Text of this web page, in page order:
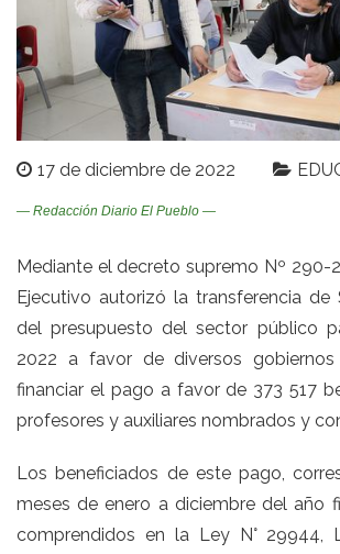
17 de diciembre de 2022
— Redacción Diario El Pueblo —
Mediante el decreto supremo Nº 290-
Ejecutivo autorizó la transferencia
del presupuesto del sector público
2022 a favor de diversos gobiernos
financiar el pago a favor de 373 517
profesores y auxiliares nombrados y
Los beneficiados de este pago,
meses de enero a diciembre del año
comprendidos en la Ley N° 29944,